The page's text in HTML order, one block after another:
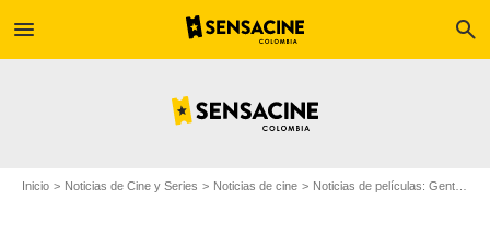
menu search
Inicio Noticias de Cine y Series Noticias de cine Noticias de películas: Gente